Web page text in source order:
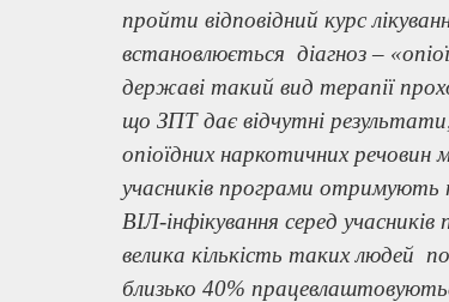
пройти відповідний курс
встановлюється діагноз –
державі такий вид терапії
що ЗПТ дає відчутні
опіоїдних наркотичних речовин
учасників програми отримують
ВІЛ-інфікування серед
велика кількість таких людей
близько 40%